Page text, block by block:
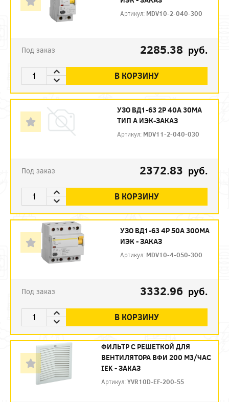
Артикул: MDV10-2-040-300
Под заказ 2285.38 руб.
В КОРЗИНУ
УЗО ВД1-63 2Р 40А 30МА
ТИП А ИЭК-ЗАКАЗ
Артикул: MDV11-2-040-030
Под заказ 2372.83 руб.
В КОРЗИНУ
УЗО ВД1-63 4Р 50А 300МА
ИЭК - ЗАКАЗ
Артикул: MDV10-4-050-300
Под заказ 3332.96 руб.
В КОРЗИНУ
ФИЛЬТР C РЕШЕТКОЙ ДЛЯ
ВЕНТИЛЯТОРА ВФИ 200 М3/ЧАС
IEK - ЗАКАЗ
Артикул:YVR10D-EF-200-55